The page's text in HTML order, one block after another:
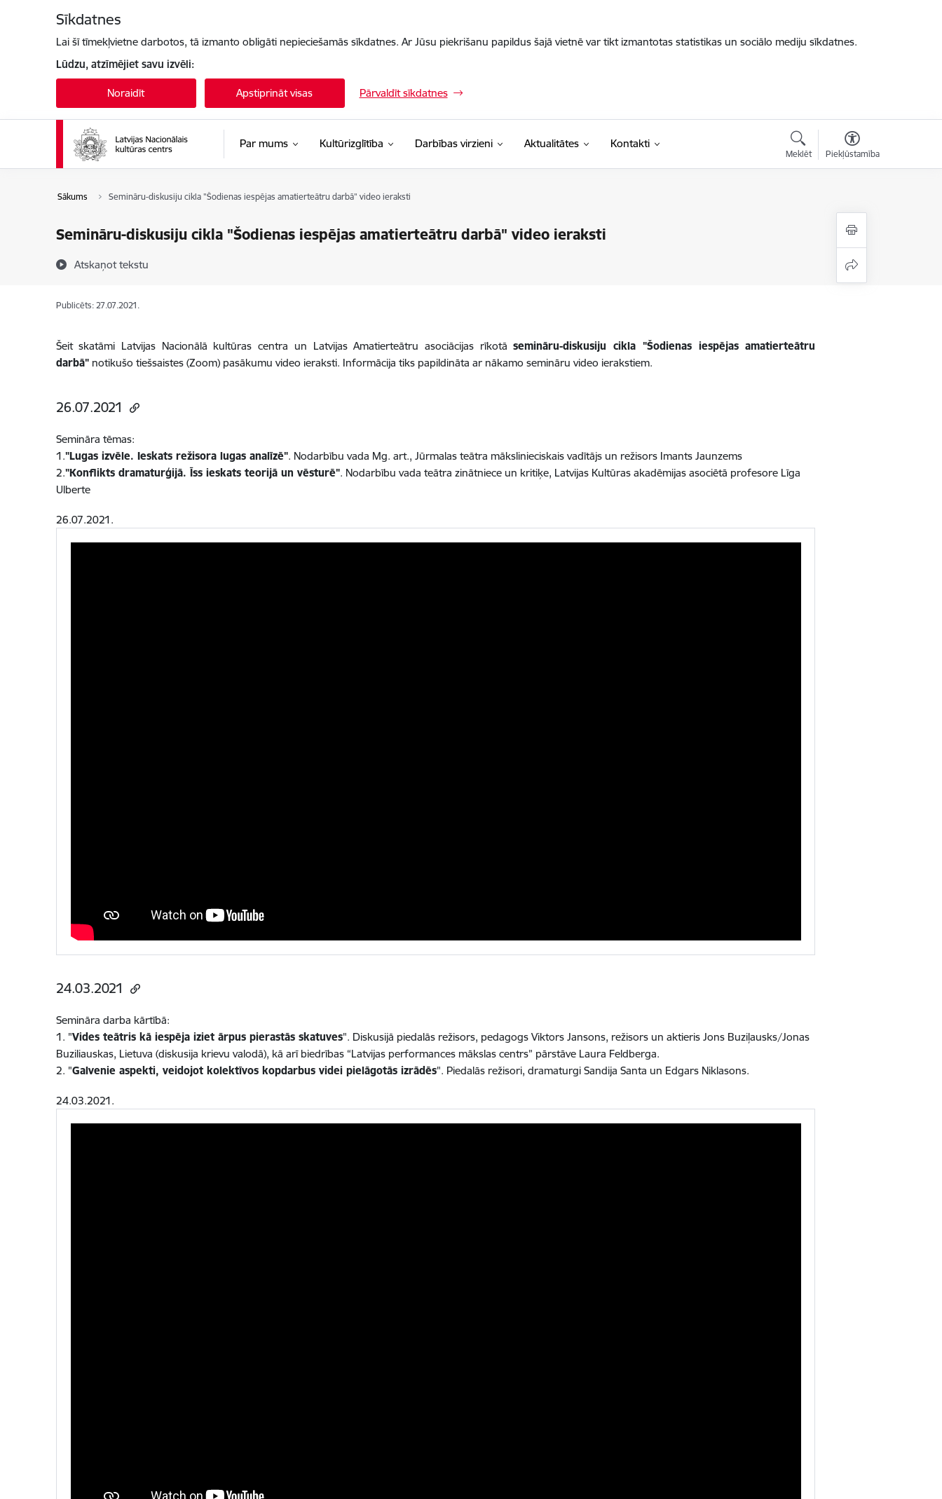
Sīkdatnes
Lai šī tīmekļvietne darbotos, tā izmanto obligāti nepieciešamās sīkdatnes. Ar Jūsu piekrišanu papildus šajā vietnē var tikt izmantotas statistikas un sociālo mediju sīkdatnes.
Lūdzu, atzīmējiet savu izvēli:
Noraidīt Apstiprināt visas Pārvaldīt sīkdatnes
Par mums Kultūrizglītība Darbības virzieni Aktualitātes Kontakti
Meklēt Piekļūstamība
Sākums Semināru-diskusiju cikla "Šodienas iespējas amatierteātru darbā" video ieraksti
Semināru-diskusiju cikla "Šodienas iespējas amatierteātru darbā" video ieraksti
Atskaņot tekstu
Publicēts: 27.07.2021.
Šeit skatāmi Latvijas Nacionālā kultūras centra un Latvijas Amatierteātru asociācijas rīkotāsemināru-diskusiju cikla "Šodienas iespējas amatierteātru
darbā"notikušo tiešsaistes (Zoom) pasākumu video ieraksti. Informācija tiks papildināta ar nākamo semināru video ierakstiem.
26.07.2021
Semināra tēmas:
1."Lugas izvēle. Ieskats režisora lugas analīzē". Nodarbību vada Mg. art., Jūrmalas teātra mākslinieciskais vadītājs un režisors Imants Jaunzems
2."Konflikts dramaturģijā. Īss ieskats teorijā un vēsturē". Nodarbību vada teātra zinātniece un kritiķe, Latvijas Kultūras akadēmijas asociētā profesore Līga
Ulberte
26.07.2021.
24.03.2021
Semināra darba kārtībā:
1. "Vides teātris kā iespēja iziet ārpus pierastās skatuves". Diskusijā piedalās režisors, pedagogs Viktors Jansons, režisors un aktieris Jons Buziļausks/Jonas
Buziliauskas, Lietuva (diskusija krievu valodā), kā arī biedrības “Latvijas performances mākslas centrs” pārstāve Laura Feldberga.
2. "Galvenie aspekti, veidojot kolektīvos kopdarbus videi pielāgotās izrādēs". Piedalās režisori, dramaturgi Sandija Santa un Edgars Niklasons.
24.03.2021.